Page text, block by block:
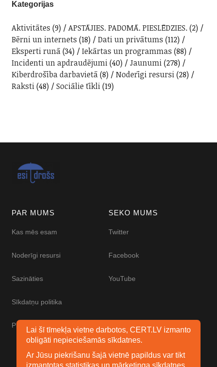
Kategorijas
Aktivitātes (9) APSTĀJIES. PADOMĀ. PIESLĒDZIES. (2)
Bērni un internets (18) Dati un privātums (112)
Eksperti runā(34) Iekārtas un programmas (88)
Incidenti un apdraudējumi(40) Jaunumi(278)
Kiberdrošība darbavietā(8) Noderīgi resursi(28)
Raksti(48) Sociālie tīkli(19)
PAR MUMS
Kas mēs esam
Noderīgi resursi
Sazināties
Sīkdatņu politika
Piekļūstamības paziņojums
SEKO MUMS
Twitter
Facebook
YouTube
Lai šī tīmekļa vietne darbotos, CERT.LV izmanto
obligāti nepieciešamās sīkdatnes.
Ar Jūsu piekrišanu šajā vietnē papildus var tikt
izmantotas statistikas un mārketinga sīkdatnes.